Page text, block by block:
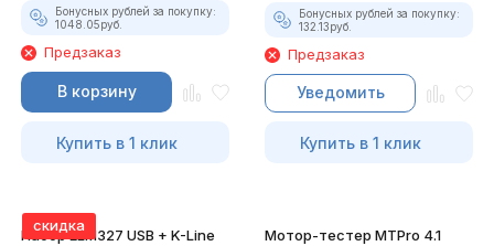
Бонусных рублей за покупку:
1048.05руб.
Предзаказ
В корзину
Купить в 1 клик
Бонусных рублей за покупку:
132.13руб.
Предзаказ
Уведомить
Купить в 1 клик
скидка
Набор ELM327 USB + K-Line
Мотор-тестер MTPro 4.1